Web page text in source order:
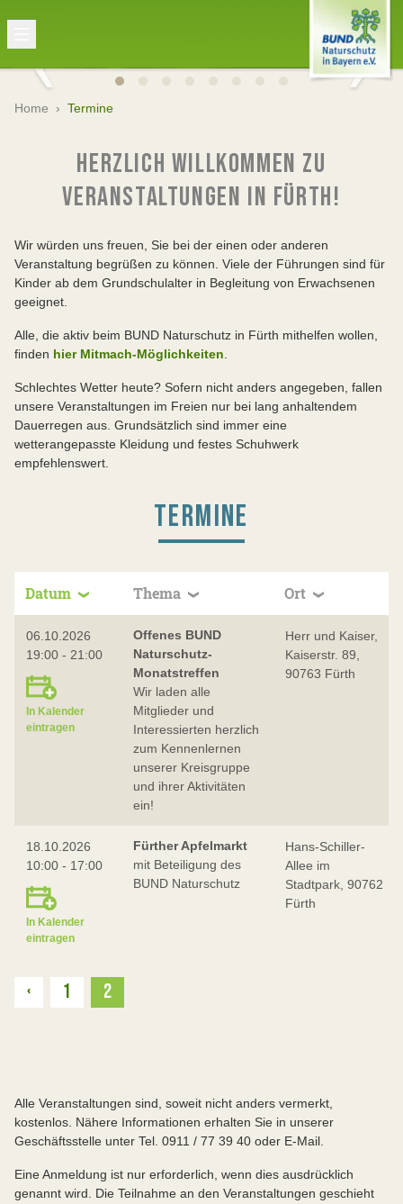
Home › Termine
HERZLICH WILLKOMMEN ZU
VERANSTALTUNGEN IN FÜRTH!
Wir würden uns freuen, Sie bei der einen oder anderen
Veranstaltung begrüßen zu können. Viele der Führungen sind für
Kinder ab dem Grundschulalter in Begleitung von Erwachsenen
geeignet.
Alle, die aktiv beim BUND Naturschutz in Fürth mithelfen wollen,
finden hier Mitmach-Möglichkeiten
Schlechtes Wetter heute? Sofern nicht anders angegeben, fallen
unsere Veranstaltungen im Freien nur bei lang anhaltendem
Dauerregen aus. Grundsätzlich sind immer eine
wetterangepasste Kleidung und festes Schuhwerk
empfehlenswert.
TERMINE
Datum Thema Ort
06.10.2026
19:00 - 21:00
In Kalender
eintragen
Offenes BUND
Naturschutz-
Monatstreffen
Wir laden alle
Mitglieder und
Interessierten herzlich
zum Kennenlernen
unserer Kreisgruppe
und ihrer Aktivitäten
ein!
Herr und Kaiser,
Kaiserstr. 89,
90763 Fürth
18.10.2026
10:00 - 17:00
In Kalender
eintragen
Fürther Apfelmarkt
mit Beteiligung des
BUND Naturschutz
Hans-Schiller-
Allee im
Stadtpark, 90762
Fürth
Zurück
‹ 1 2
Alle Veranstaltungen sind, soweit nicht anders vermerkt,
kostenlos. Nähere Informationen erhalten Sie in unserer
Geschäftsstelle unter Tel. 0911 / 77 39 40 oder E-Mail.
Eine Anmeldung ist nur erforderlich, wenn dies ausdrücklich
genannt wird. Die Teilnahme an den Veranstaltungen geschieht